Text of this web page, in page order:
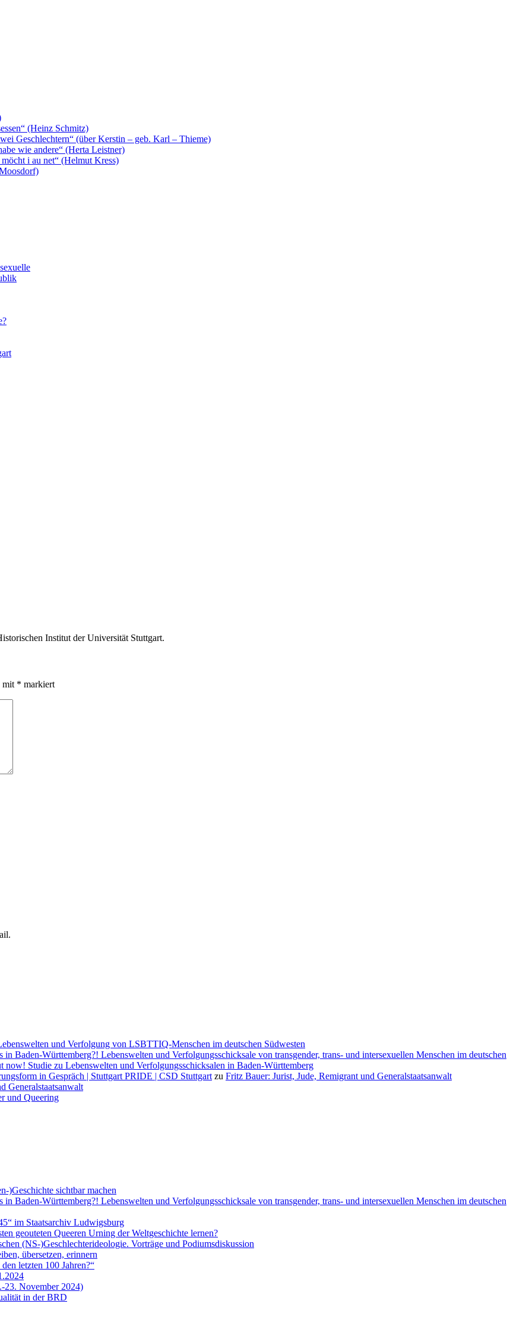
(Heinz Schmitz)
Geschlechtern“ (über Kerstin – geb. Karl – Thieme)
wie andere“ (Herta Leistner)
i au net“ (Helmut Kress)
Institut der Universität Stuttgart.
mit * markiert
und Verfolgung von LSBTTIQ-Menschen im deutschen Südwesten
Baden-Württemberg?! Lebenswelten und Verfolgungsschicksale von transgender, trans- und intersexuellen Menschen im deutschen
now! Studie zu Lebenswelten und Verfolgungsschicksalen in Baden-Württemberg
in Gespräch | Stuttgart PRIDE | CSD Stuttgart zu Fritz Bauer: Jurist, Jude, Remigrant und Generalstaatsanwalt
Generalstaatsanwalt
und Queering
)Geschichte sichtbar machen
Baden-Württemberg?! Lebenswelten und Verfolgungsschicksale von transgender, trans- und intersexuellen Menschen im deutschen
im Staatsarchiv Ludwigsburg
geouteten Queeren Urning der Weltgeschichte lernen?
(NS-)Geschlechterideologie. Vorträge und Podiumsdiskussion
übersetzen, erinnern
letzten 100 Jahren?“
23. November 2024)
in der BRD